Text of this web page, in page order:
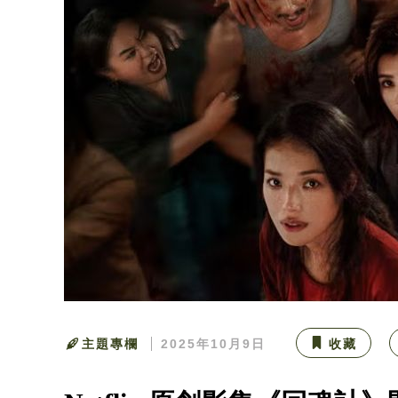
主題專欄 2025年10月9日 收藏